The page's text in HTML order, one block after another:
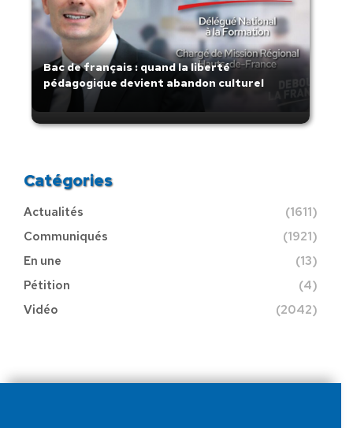
Bac de français : quand la liberté
pédagogique devient abandon culturel
Catégories
Actualités
(1611)
Communiqués
(1921)
En une
(13)
Pétition
(4)
Vidéo
(2042)